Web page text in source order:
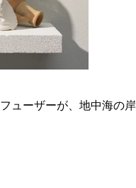
ューザーが、地中海の岸